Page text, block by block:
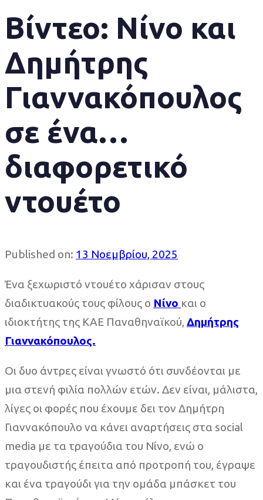
Βίντεο: Νίνο και
Δημήτρης
Γιαννακόπουλος
σε ένα…
διαφορετικό
ντουέτο
Published on: 13 Νοεμβρίου, 2025
Ένα ξεχωριστό ντουέτο χάρισαν στους
διαδικτυακούς τους φίλους ο Νίνο και ο
ιδιοκτήτης της ΚΑΕ Παναθηναϊκού, Δημήτρης
Γιαννακόπουλος.
Οι δυο άντρες είναι γνωστό ότι συνδέονται με
μια στενή φιλία πολλών ετών. Δεν είναι, μάλιστα,
λίγες οι φορές που έχουμε δει τον Δημήτρη
Γιαννακόπουλο να κάνει αναρτήσεις στα social
media με τα τραγούδια του Νίνο, ενώ ο
τραγουδιστής έπειτα από προτροπή του, έγραψε
και ένα τραγούδι για την ομάδα μπάσκετ του